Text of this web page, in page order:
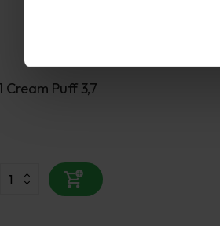
Cream Puff 3,7